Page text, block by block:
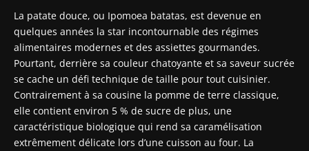
La patate douce, ou Ipomoea batatas, est devenue en
quelques années la star incontournable des régimes
alimentaires modernes et des assiettes gourmandes.
Pourtant, derrière sa couleur chatoyante et sa saveur sucrée
se cache un défi technique de taille pour tout cuisinier.
Contrairement à sa cousine la pomme de terre classique,
elle contient environ 5 % de sucre de plus, une
caractéristique biologique qui rend sa caramélisation
extrêmement délicate lors d’une cuisson au four. La